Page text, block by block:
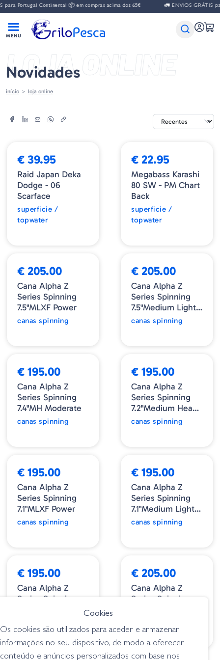
para Portugal Continental 📦 em compras acima dos 65€ 🚛 ENVIOS GRÁTIS
LOJA ONLINE
Novidades
início loja online
➕ OPÇÕES
€ 39.95
Raid Japan Deka
Dodge - 06
Scarface
superficie /
topwater
NOVIDADE
€ 22.95
Megabass Karashi
80 SW - PM Chart
Back
superficie /
topwater
€ 205.00
Cana Alpha Z
Series Spinning
7.5"MLXF Power
canas spinning
€ 205.00
Cana Alpha Z
Series Spinning
7.5"Medium Light
Xtra Fast
canas spinning
€ 195.00
Cana Alpha Z
Series Spinning
7.4"MH Moderate
canas spinning
€ 195.00
Cana Alpha Z
Series Spinning
7.2"Medium Heavy
Fast
canas spinning
€ 195.00
Cana Alpha Z
Series Spinning
7.1"MLXF Power
canas spinning
€ 195.00
Cana Alpha Z
Series Spinning
7.1"Medium Light
Xtra Fast
canas spinning
€ 195.00
Cana Alpha Z
Series Spinning
€ 205.00
Cana Alpha Z
Series Spinning
Cookies
Os cookies são utilizados para aceder e armazenar
informações no seu dispositivo, de modo a oferecer
conteúdo e anúncios personalizados com base nos